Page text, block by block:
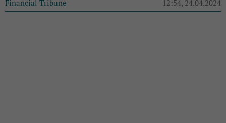
Financial Tribune 12:54, 24.04.2024